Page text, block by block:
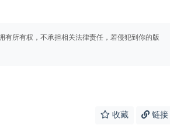
有所有权，不承担相关法律责任，若侵犯到你的版
收藏 链接